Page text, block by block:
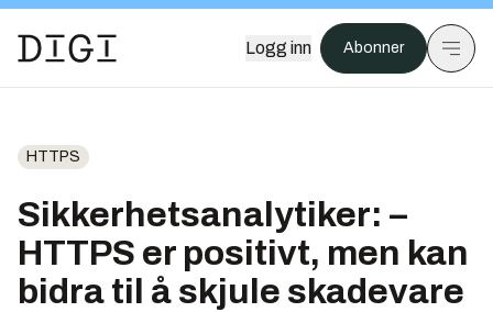
Logg inn Abonner
HTTPS
Sikkerhetsanalytiker: –
HTTPS er positivt, men kan
bidra til å skjule skadevare